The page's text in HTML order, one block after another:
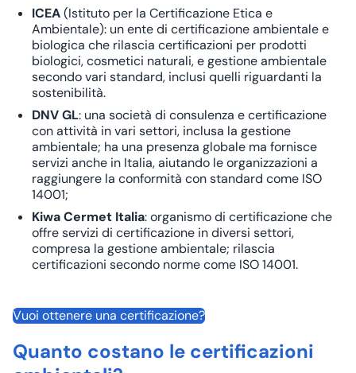
ICEA(Istituto per la Certificazione Etica e
Ambientale): un ente di certificazione ambientale e
biologica che rilascia certificazioni per prodotti
biologici, cosmetici naturali, e gestione ambientale
secondo vari standard, inclusi quelli riguardanti la
sostenibilità.
DNV GL: una società di consulenza e certificazione
con attività in vari settori, inclusa la gestione
ambientale; ha una presenza globale ma fornisce
servizi anche in Italia, aiutando le organizzazioni a
raggiungere la conformità con standard come ISO
14001;
Kiwa Cermet Italia: organismo di certificazione che
offre servizi di certificazione in diversi settori,
compresa la gestione ambientale; rilascia
certificazioni secondo norme come ISO 14001.
Vuoi ottenere una certificazione?
Quanto costano le certificazioni